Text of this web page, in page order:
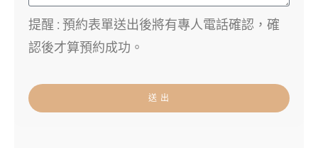
提醒 : 預約表單送出後將有專人電話確認，確
認後才算預約成功。
送 出